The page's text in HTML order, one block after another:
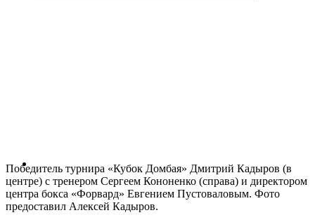
Победитель турнира «Кубок Домбая» Дмитрий Кадыров (в
центре) с тренером Сергеем Кононенко (справа) и директором
центра бокса «Форвард» Евгением Пустоваловым. Фото
предоставил Алексей Кадыров.